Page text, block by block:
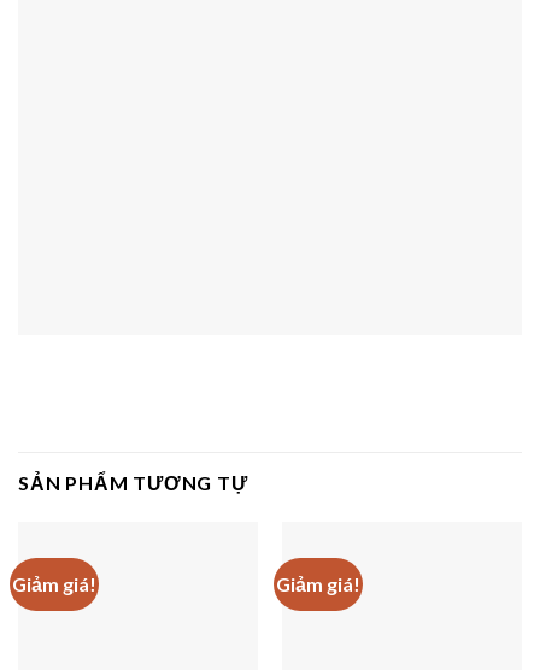
SẢN PHẨM TƯƠNG TỰ
Giảm giá! Giảm giá!